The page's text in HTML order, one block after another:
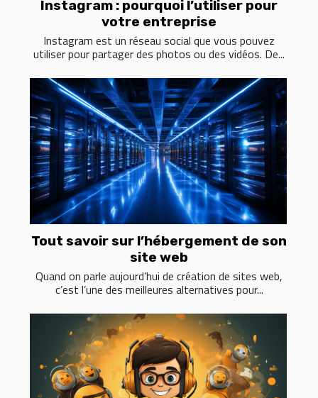
Instagram : pourquoi l’utiliser pour
votre entreprise
Instagram est un réseau social que vous pouvez
utiliser pour partager des photos ou des vidéos. De...
Tout savoir sur l’hébergement de son
site web
Quand on parle aujourd’hui de création de sites web,
c’est l’une des meilleures alternatives pour...